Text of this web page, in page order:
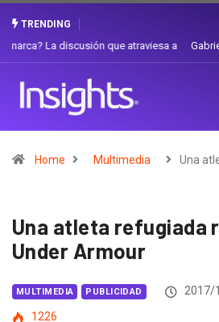
TRENDING
Gabriela Herrera y el arte de cambiarse el
Home Multimedia Una
Una atleta refugiada
Under Armour
MULTIMEDIA PUBLICIDAD 2017/
1226